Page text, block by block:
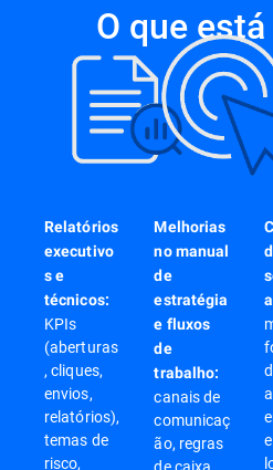
O que
Relatórios
executivo
s e
técnicos:
KPIs
(aberturas
, cliques,
envios,
relatórios),
temas de
risco,
Melhorias
no manual
de
estratégia
e fluxos
de
trabalho:
canais de
comunicaç
ão, regras